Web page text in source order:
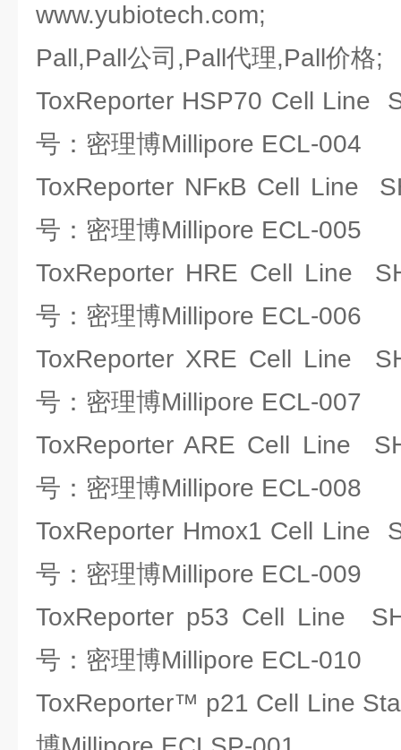
www.yubiotech.com;
Pall,Pall公司,Pall代理,Pall价格;
ToxReporter HSP70 Cell Line
号：密理博Millipore ECL-004
ToxReporter NFκB Cell Line
号：密理博Millipore ECL-005
ToxReporter HRE Cell Line
号：密理博Millipore ECL-006
ToxReporter XRE Cell Line
号：密理博Millipore ECL-007
ToxReporter ARE Cell Line
号：密理博Millipore ECL-008
ToxReporter Hmox1 Cell Line
号：密理博Millipore ECL-009
ToxReporter p53 Cell Line
号：密理博Millipore ECL-010
ToxReporter™ p21 Cell Line